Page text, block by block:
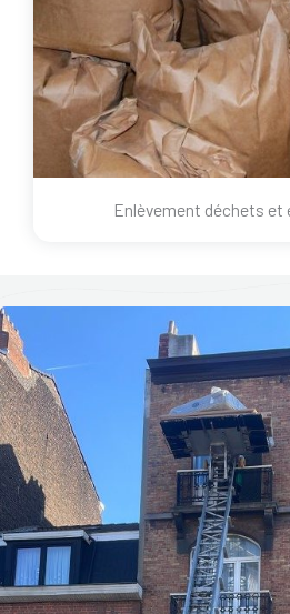
Enlèvement déchets et